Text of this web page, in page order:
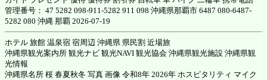
管理番号： 47 5282 098-911-5282 911 098 沖縄県那覇市 6487 080-6487-
5282 080 沖縄 那覇 2026-07-19
ホテル 旅館 温泉宿 宿周辺 沖縄県 県民割 近場旅
沖縄県観光案内所 観光ナビ 観光NAVI 観光協会 沖縄県観光施設 沖縄県観
光情報
沖縄県名所 桜 春夏秋冬 写真 画像 令和8年 2026年 ホスピタリティ マイク